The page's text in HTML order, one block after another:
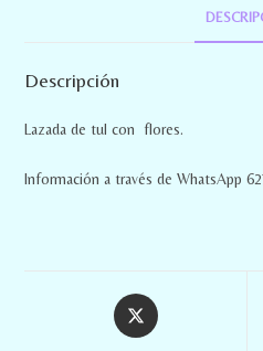
Descripción
Lazada de tul con flores.
Información a través de WhatsApp